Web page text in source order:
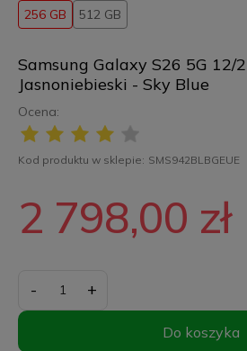
Samsung Galaxy S26 5G 12/
Jasnoniebieski - Sky Blue
Ocena:
Kod produktu w sklepie: SMS942BLBGEUE
256 GB 512 GB
2 798,00 zł
- +
Do koszyka